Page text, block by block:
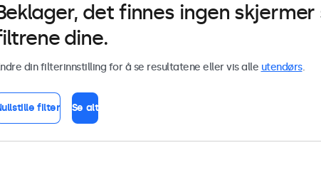
det finnes ingen
dine.
din filterinnstilling for å se resultatene eller vis alle utendørs.
filter Se alt